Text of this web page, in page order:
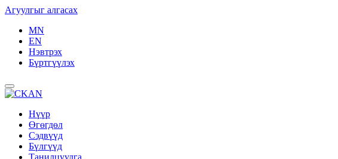
Агуулгыг алгасах
MN
EN
Нэвтрэх
Бүртгүүлэх
Нүүр
Өгөгдөл
Сэдвүүд
Бүлгүүд
Танилцуулга